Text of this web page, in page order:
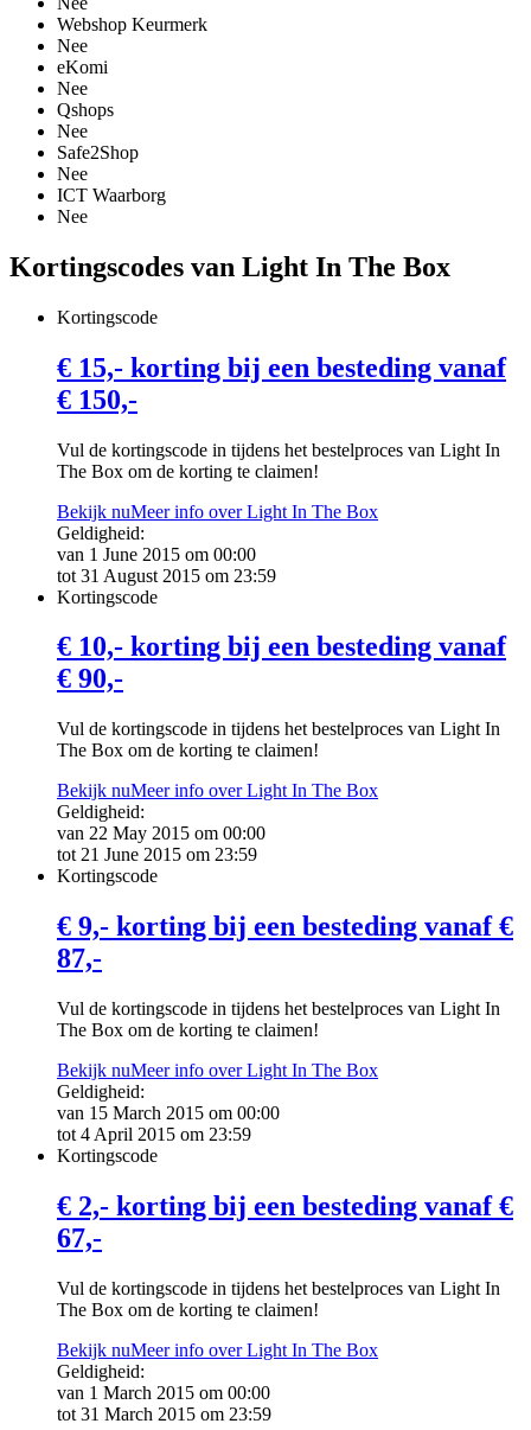
Webshop Keurmerk
Nee
eKomi
Nee
Qshops
Nee
Safe2Shop
Nee
ICT Waarborg
Nee
Kortingscodes van Light In The Box
Kortingscode
€ 15,- korting bij een besteding vanaf
€ 150,-
Vul de kortingscode in tijdens het bestelproces van Light In
The Box om de korting te claimen!
Bekijk nuMeer info over Light In The Box
Geldigheid:
van 1 June 2015 om 00:00
tot 31 August 2015 om 23:59
Kortingscode
€ 10,- korting bij een besteding vanaf
€ 90,-
Vul de kortingscode in tijdens het bestelproces van Light In
The Box om de korting te claimen!
Bekijk nuMeer info over Light In The Box
Geldigheid:
van 22 May 2015 om 00:00
tot 21 June 2015 om 23:59
Kortingscode
€ 9,- korting bij een besteding vanaf €
87,-
Vul de kortingscode in tijdens het bestelproces van Light In
The Box om de korting te claimen!
Bekijk nuMeer info over Light In The Box
Geldigheid:
van 15 March 2015 om 00:00
tot 4 April 2015 om 23:59
Kortingscode
€ 2,- korting bij een besteding vanaf €
67,-
Vul de kortingscode in tijdens het bestelproces van Light In
The Box om de korting te claimen!
Bekijk nuMeer info over Light In The Box
Geldigheid:
van 1 March 2015 om 00:00
tot 31 March 2015 om 23:59